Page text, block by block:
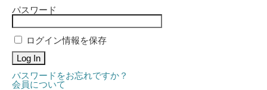
パスワード
ログイン情報を保存
パスワードをお忘れですか？
会員について